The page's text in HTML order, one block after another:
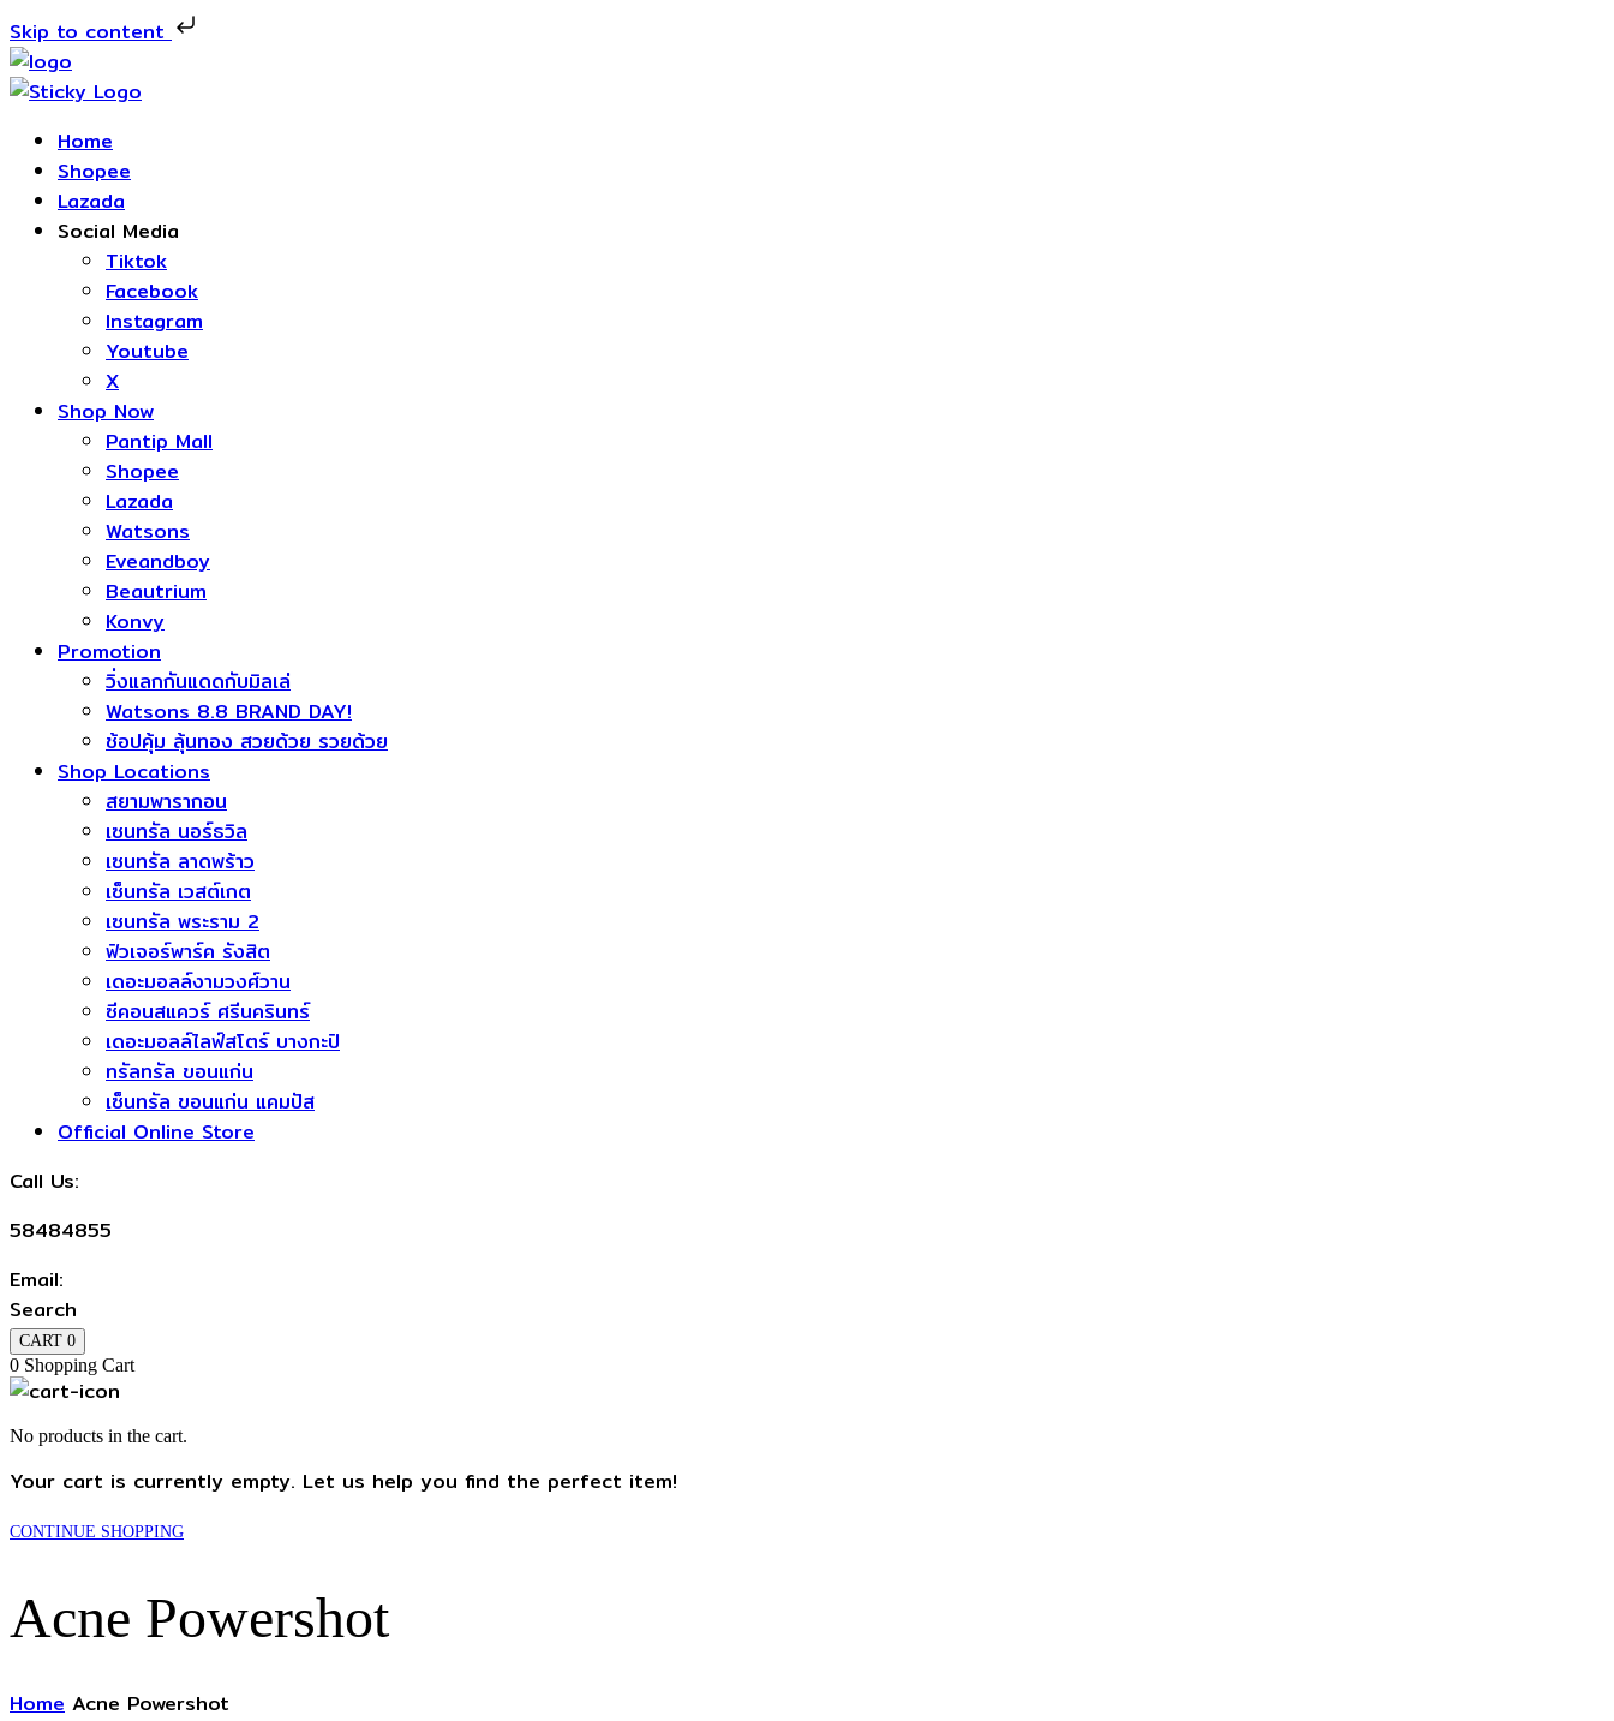
Skip to content
Home
Shopee
Lazada
Social Media
Tiktok
Facebook
Instagram
Youtube
X
Shop Now
Pantip Mall
Shopee
Lazada
Watsons
Eveandboy
Beautrium
Konvy
Promotion
วิ่งแลกกันแดดกับมิลเล่
Watsons 8.8 BRAND DAY!
ช้อปคุ้ม ลุ้นทอง สวยด้วย รวยด้วย
Shop Locations
สยามพารากอน
เซนทรัล นอร์ธวิล
เซนทรัล ลาดพร้าว
เซ็นทรัล เวสต์เกต
เซนทรัล พระราม 2
ฟิวเจอร์พาร์ค รังสิต
เดอะมอลล์งามวงศ์วาน
ซีคอนสแควร์​ ศรีนครินทร์
เดอะมอลล์ไลฟ์สโตร์ บางกะปิ
ทรัลทรัล ขอนแก่น
เซ็นทรัล ขอนแก่น แคมปัส
Official Online Store
Call Us:
58484855
Email:
Search
CART 0
0 Shopping Cart
No products in the cart.
Your cart is currently empty. Let us help you find the perfect item!
CONTINUE SHOPPING
Acne Powershot
Home Acne Powershot